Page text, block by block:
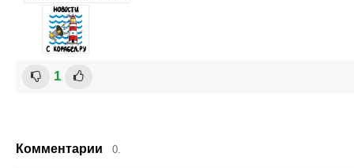
1
Комментарии 0.